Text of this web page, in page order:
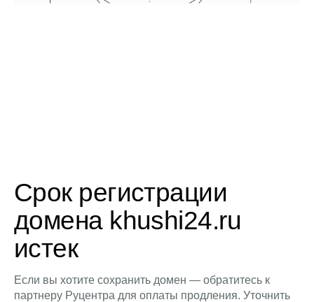
Срок регистрации
домена khushi24.ru
истек
Если вы хотите сохранить домен — обратитесь к
партнеру Руцентра для оплаты продления. Уточнить